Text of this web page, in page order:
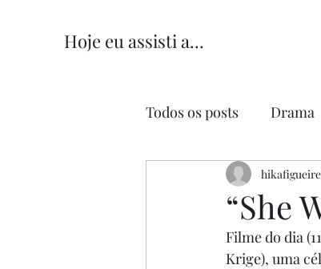
Hoje eu assisti a...
Todos os posts Drama
Comédia
“She
Filme do dia
Krige), uma